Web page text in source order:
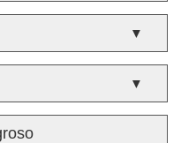
▼
▼